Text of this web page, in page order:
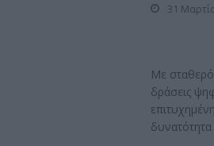
31
Με
δράσεις